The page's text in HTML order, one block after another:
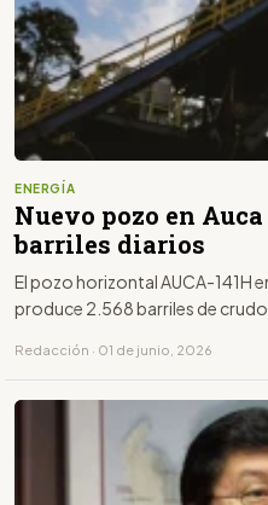
ENERGÍA
Nuevo pozo en
barriles diarios
El pozo horizontal AUCA-141H
produce 2.568 barriles de crudo
Redacción · 01 de junio, 2026